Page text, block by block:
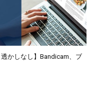
透かしなし】Bandicam、ブ